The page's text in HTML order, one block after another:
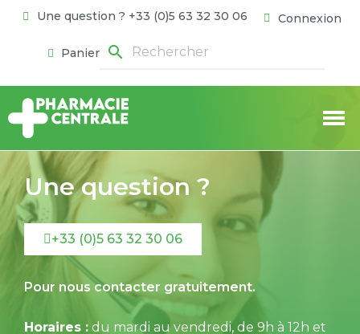
Une question ? +33 (0)5 63 32 30 06 Connexion
Panier search
Une question ?
+33 (0)5 63 32 30 06
Pour nous contacter gratuitement.
Horaires : du mardi au vendredi, de 9h à 12h et